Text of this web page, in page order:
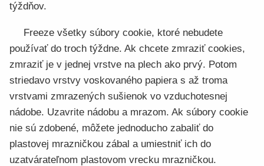
týždňov.
Freeze všetky súbory cookie, ktoré nebudete
používať do troch týždne. Ak chcete zmraziť cookies,
zmraziť je v jednej vrstve na plech ako prvý. Potom
striedavo vrstvy voskovaného papiera s až troma
vrstvami zmrazených sušienok vo vzduchotesnej
nádobe. Uzavrite nádobu a mrazom. Ak súbory cookie
nie sú zdobené, môžete jednoducho zabaliť do
plastovej mrazničkou zábal a umiestniť ich do
uzatvárateľnom plastovom vrecku mrazničkou.